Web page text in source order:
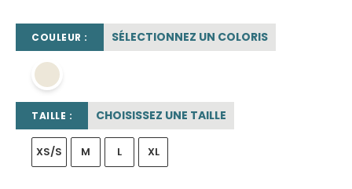
COULEUR : SÉLECTIONNEZ UN COLORIS
TAILLE : CHOISISSEZ UNE TAILLE
XS/S M L XL